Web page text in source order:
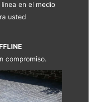
en el medio
usted
compromiso.